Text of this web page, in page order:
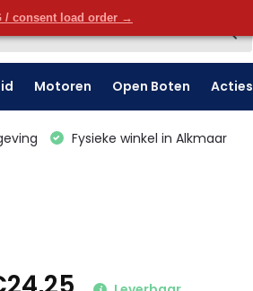
/ consent load order →
Motoren Open Boten Acties
Fysieke winkel in Alkmaar